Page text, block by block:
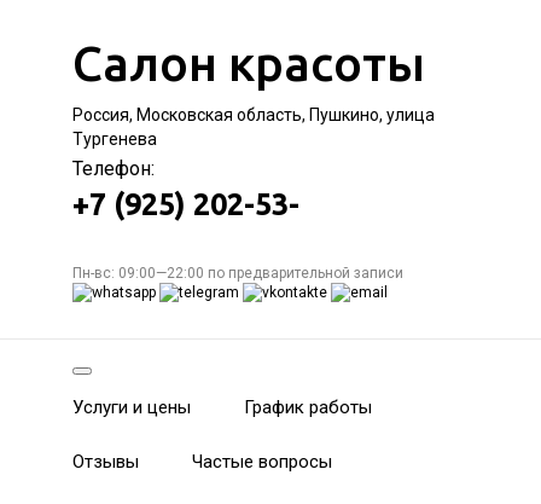
Салон красоты
Россия, Московская область, Пушкино, улица
Тургенева
Телефон:
+7 (925) 202-53-
Пн-вс: 09:00—22:00 по предварительной записи
Услуги и цены График работы
Отзывы Частые вопросы